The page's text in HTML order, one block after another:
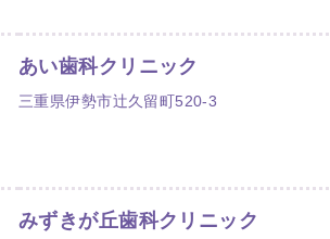
あい歯科クリニック
三重県伊勢市辻久留町520-3
みずきが丘歯科クリニック